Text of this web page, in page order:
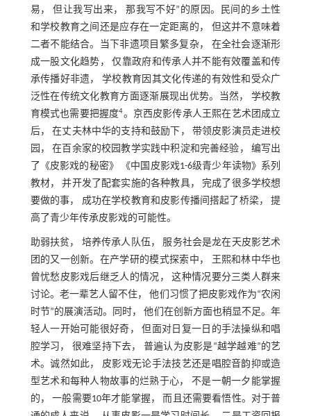
易， 但让我写出来， 那我写不好”的原因。民间的乡土性
和学校教育之间还是应存在一定距离的， 但这并不意味着
二者不能结合。当下非遗项目繁多复杂， 在全社会逐渐形
成一股文化趋势， 仅靠政府和传承人并不能有效覆盖和传
承传播好非遗， 学校教育因其文化传递的有效性和受众广
泛性在传统文化教育方面逐渐展现出优势。当然， 学校教
育模式也需要把握度4。京西皮影传承人王熙在艺术团成立
后， 在丈夫林中华的支持和鼓励下， 带领皮影演员走进校
园， 在百余家的校园教学实践中积淀和完善经验， 编写出
了《皮影戏的秘密》 《中国皮影戏1-6级青少年读物》系列
教材， 并开发了配套实施的各种教具， 完成了很多学校想
要做的事， 成功在学校教育和皮影传播间搭起了桥梁， 提
高了青少年传承皮影戏的可能性。
助弱扶贫， 培养传承人队伍， 服务社会是龙在天皮影艺术
团的又一创新。在产学研的模式探索中， 王熙和林中华也
曾忧愁皮影戏后继乏人的情况， 这种情况要分三类人群来
讨论。老一辈艺人留不住， 他们习惯了把皮影戏作为“农闲
时节”的展演活动。同时， 他们在创新方面也稍显不足。年
轻人一开始可能很好奇， 但面对日复一日的手法操纵和唱
腔学习， 很难坚持下去， 普遍认为皮影是“越学越难”的艺
术。诚然如此， 皮影戏无论手法技艺还是唱腔音韵抑或造
型艺术和每种人物故事的烂熟于心， 不是一朝一夕能掌握
的， 一般需要10年才能掌握， 而且还需要看悟性。对于普